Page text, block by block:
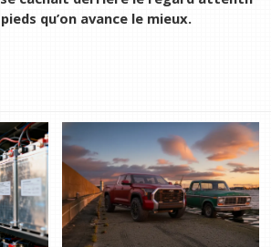
qu’on avance le mieux.